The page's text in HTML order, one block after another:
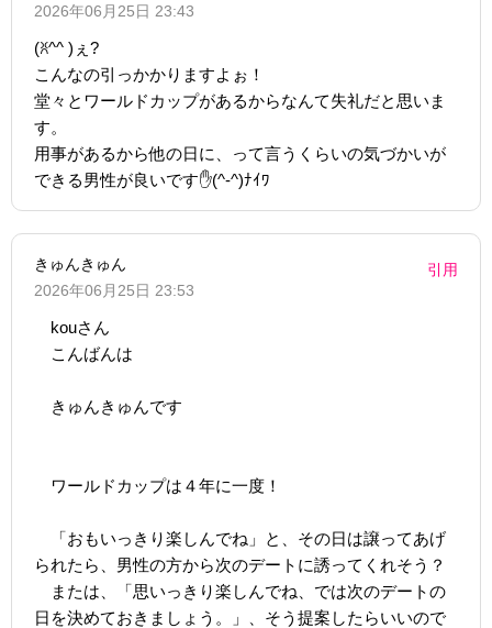
2026年06月25日 23:43
(ꐦ^^ )ぇ?
こんなの引っかかりますよぉ！
堂々とワールドカップがあるからなんて失礼だと思いま
す。
用事があるから他の日に、って言うくらいの気づかいが
できる男性が良いです✋(^-^)ﾅｲﾜ
きゅんきゅん
2026年06月25日 23:53
引用
kouさん
こんばんは
きゅんきゅんです
ワールドカップは４年に一度！
「おもいっきり楽しんでね」と、その日は譲ってあげ
られたら、男性の方から次のデートに誘ってくれそう？
または、「思いっきり楽しんでね、では次のデートの
日を決めておきましょう。」、そう提案したらいいので